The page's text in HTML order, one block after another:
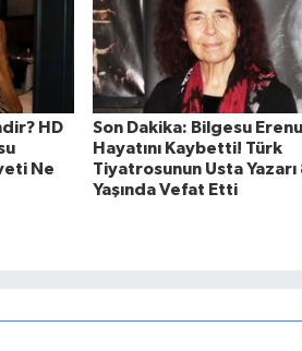
HD
Ne
Son Dakika: Bilgesu
Hayatını Kaybetti! Türk
Tiyatrosunun Usta Yazarı
Yaşında Vefat Etti